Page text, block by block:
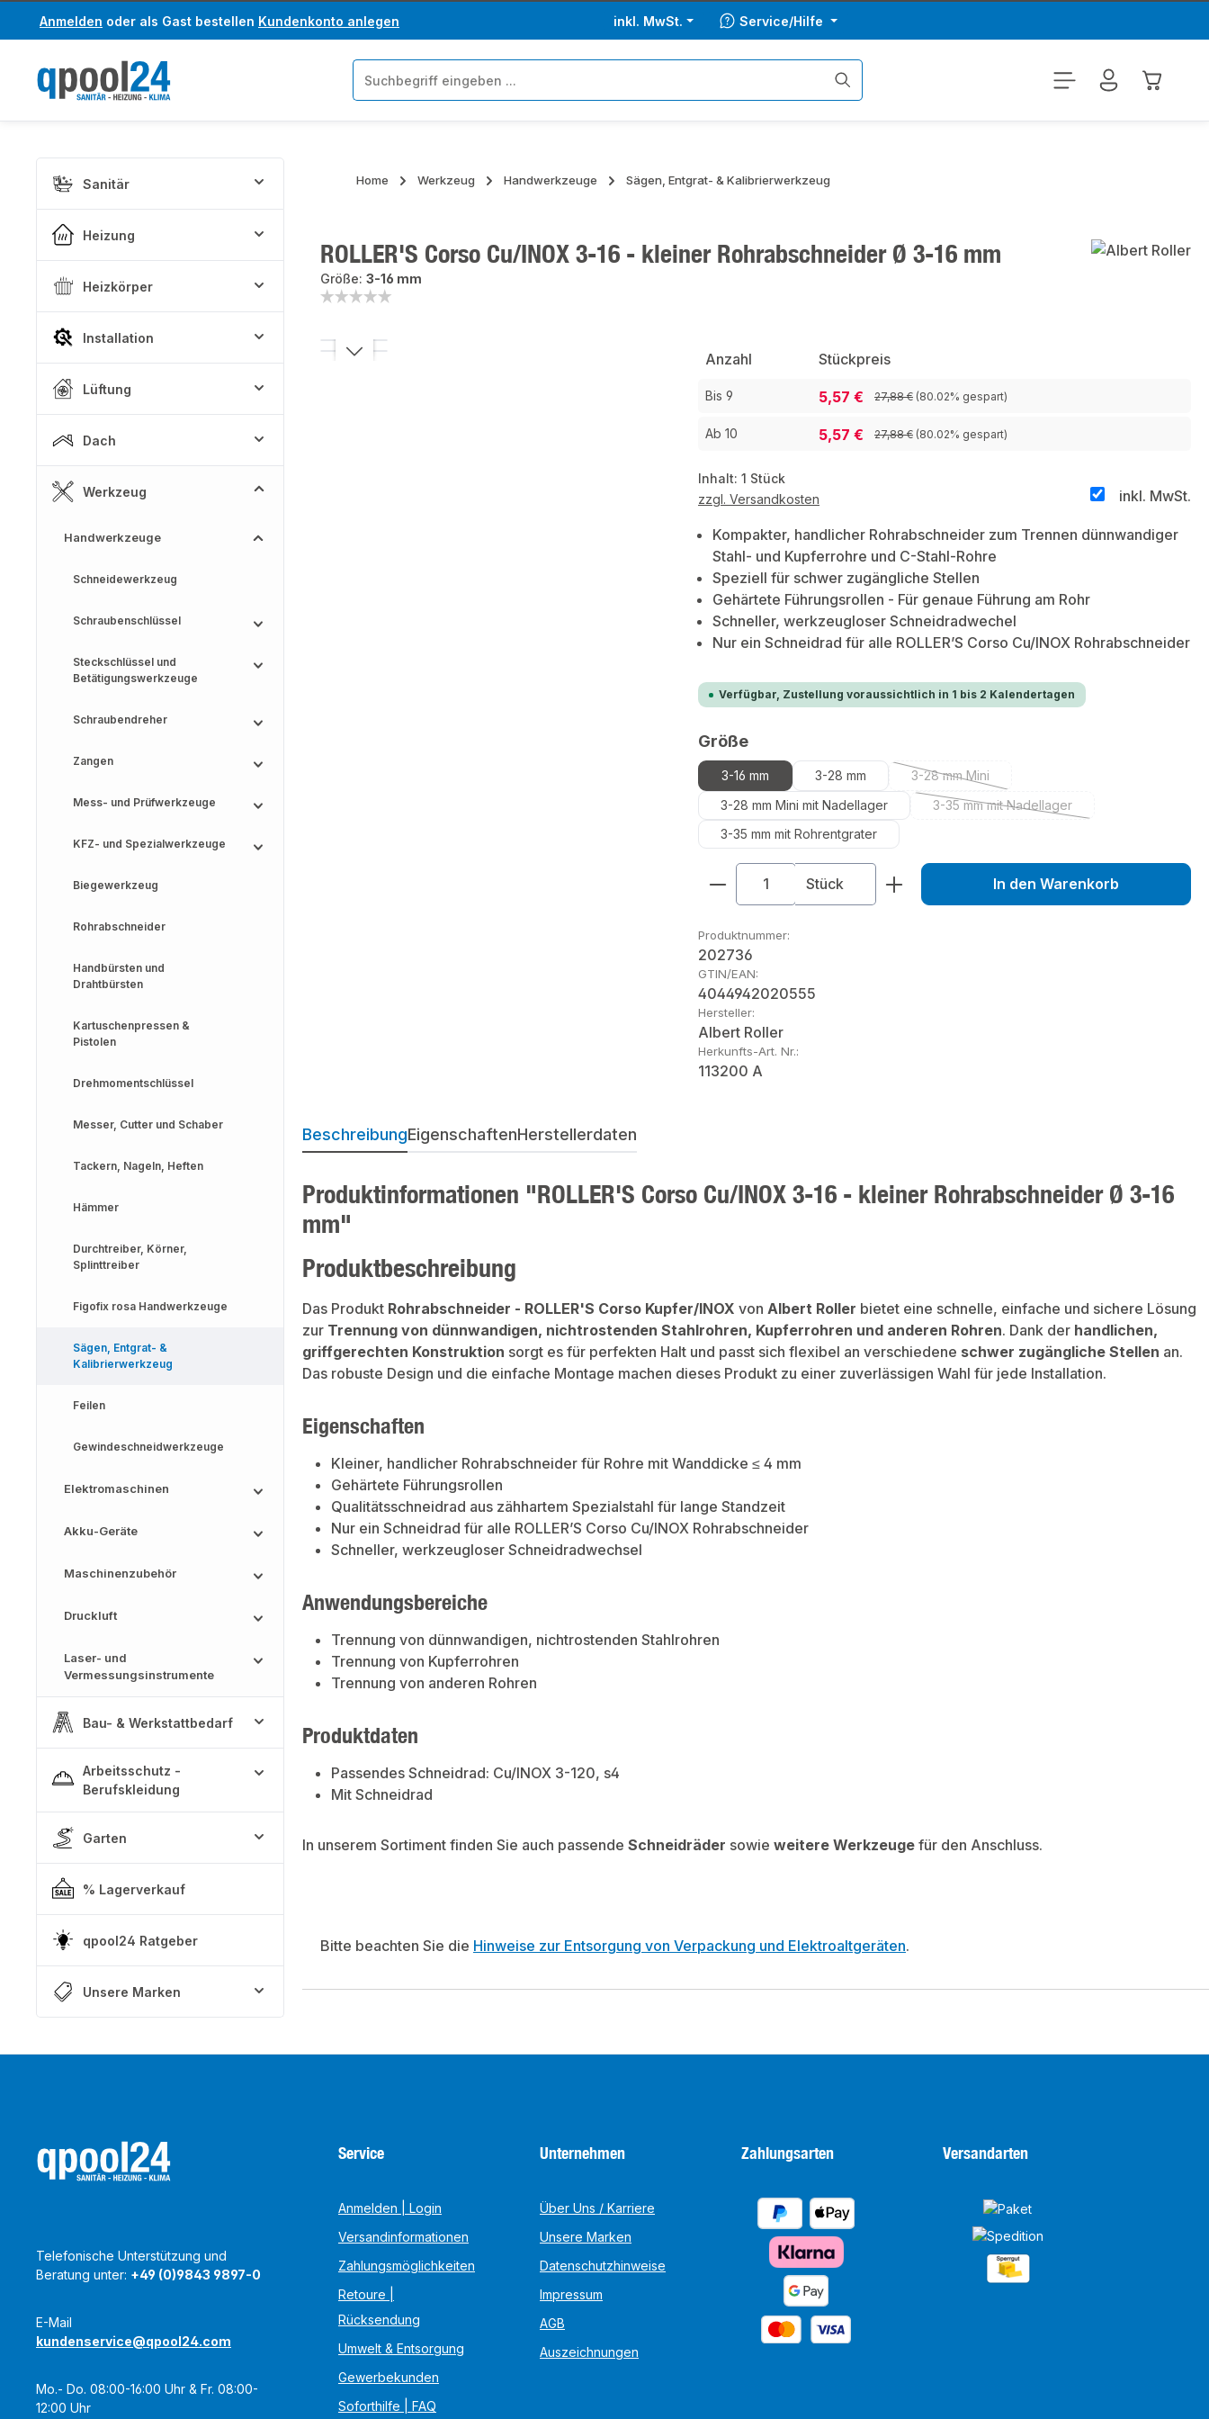
Hauptinhalt springen
Zur Suche springen
Anmelden oder als Gast bestellen Kundenkonto anlegen inkl. MwSt. Service/Hilfe
Sanitär
Heizung
Heizkörper
Installation
Lüftung
Dach
Werkzeug
Handwerkzeuge
Schneidewerkzeug
Schraubenschlüssel
Steckschlüssel und
Betätigungswerkzeuge
Schraubendreher
Zangen
Mess- und Prüfwerkzeuge
KFZ- und Spezialwerkzeuge
Biegewerkzeug
Rohrabschneider
Handbürsten und
Drahtbürsten
Kartuschenpressen &
Pistolen
Drehmomentschlüssel
Messer, Cutter und Schaber
Tackern, Nageln, Heften
Hämmer
Durchtreiber, Körner,
Splinttreiber
Figofix rosa Handwerkzeuge
Sägen, Entgrat- &
Kalibrierwerkzeug
Feilen
Gewindeschneidwerkzeuge
Elektromaschinen
Akku-Geräte
Maschinenzubehör
Druckluft
Laser- und
Vermessungsinstrumente
Bau- & Werkstattbedarf
Arbeitsschutz -
Berufskleidung
Garten
% Lagerverkauf
qpool24 Ratgeber
Unsere Marken
Home Werkzeug Handwerkzeuge Sägen, Entgrat- & Kalibrierwerkzeug
ROLLER'S Corso Cu/INOX 3-16 - kleiner Rohrabschneider Ø 3-16 mm
Größe: 3-16 mm
Bildergalerie überspringen
Anzahl Stückpreis
Bis 9 5,57 € 27,88 € (80.02% gespart)
Ab 10 5,57 € 27,88 € (80.02% gespart)
Inhalt: 1 Stück
inkl. MwSt.
zzgl. Versandkosten
Kompakter, handlicher Rohrabschneider zum Trennen dünnwandiger
Stahl- und Kupferrohre und C-Stahl-Rohre
Speziell für schwer zugängliche Stellen
Gehärtete Führungsrollen - Für genaue Führung am Rohr
Schneller, werkzeugloser Schneidradwechel
Nur ein Schneidrad für alle ROLLER’S Corso Cu/INOX Rohrabschneider
Verfügbar, Zustellung voraussichtlich in 1 bis 2 Kalendertagen
Größeauswählen
3-16 mm 3-28 mm 3-28 mm Mini
(Diese Option ist zurzeit nicht verfügbar.)
3-28 mm Mini mit Nadellager 3-35 mm mit Nadellager
(Diese Option ist zurzeit nicht
3-35 mm mit Rohrentgrater
Produkt Anzahl: Gib den gewünschten Wert
Stück In den Warenkorb
Produktnummer:
202736
GTIN/EAN:
4044942020555
Hersteller:
Albert Roller
Herkunfts-Art. Nr.:
113200 A
BeschreibungEigenschaftenHerstellerdaten
Produktinformationen "ROLLER'S Corso Cu/INOX 3-16 - kleiner Rohrabschneider Ø 3-16
mm"
Produktbeschreibung
Das Produkt Rohrabschneider - ROLLER'S Corso Kupfer/INOX von Albert Roller bietet eine schnelle, einfache und sichere Lösung
zur Trennung von dünnwandigen, nichtrostenden Stahlrohren, Kupferrohren und anderen Rohren. Dank der handlichen,
griffgerechten Konstruktion sorgt es für perfekten Halt und passt sich flexibel an verschiedene schwer zugängliche Stellen an.
Das robuste Design und die einfache Montage machen dieses Produkt zu einer zuverlässigen Wahl für jede Installation.
Eigenschaften
Kleiner, handlicher Rohrabschneider für Rohre mit Wanddicke ≤ 4 mm
Gehärtete Führungsrollen
Qualitätsschneidrad aus zähhartem Spezialstahl für lange Standzeit
Nur ein Schneidrad für alle ROLLER’S Corso Cu/INOX Rohrabschneider
Schneller, werkzeugloser Schneidradwechsel
Anwendungsbereiche
Trennung von dünnwandigen, nichtrostenden Stahlrohren
Trennung von Kupferrohren
Trennung von anderen Rohren
Produktdaten
Passendes Schneidrad: Cu/INOX 3-120, s4
Mit Schneidrad
In unserem Sortiment finden Sie auch passende Schneidräder sowie weitere Werkzeuge für den Anschluss.
Bitte beachten Sie die Hinweise zur Entsorgung von Verpackung und Elektroaltgeräten.
Telefonische Unterstützung und
Beratung unter: +49 (0)9843 9897-0
E-Mail
kundenservice@qpool24.com
Mo.- Do. 08:00-16:00 Uhr & Fr. 08:00-
12:00 Uhr
Service
Anmelden | Login
Versandinformationen
Zahlungsmöglichkeiten
Retoure |
Rücksendung
Umwelt & Entsorgung
Gewerbekunden
Soforthilfe | FAQ
Unternehmen
Über Uns / Karriere
Unsere Marken
Datenschutzhinweise
Impressum
AGB
Auszeichnungen
Zahlungsarten Versandarten